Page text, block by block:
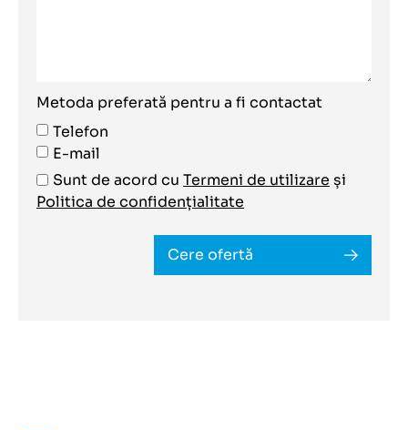
Metoda preferată pentru a fi contactat
Telefon
E-mail
Sunt de acord cu Termeni de utilizare și
Politica de confidențialitate
Cere ofertă